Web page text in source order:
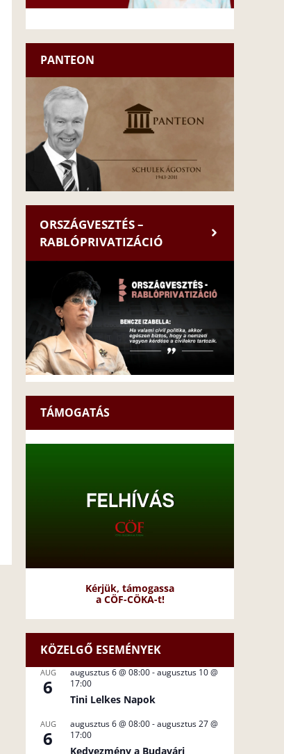
PANTEON
ORSZÁGVESZTÉS –
RABLÓPRIVATIZÁCIÓ
TÁMOGATÁS
Kérjük, támogassa
a CÖF-CÖKA-t!
KÖZELGŐ ESEMÉNYEK
AUG
6
augusztus 6 @ 08:00-augusztus 10 @
17:00
Tini Lelkes Napok
AUG
6
augusztus 6 @ 08:00-augusztus 27 @
17:00
Kedvezmény a Budavári